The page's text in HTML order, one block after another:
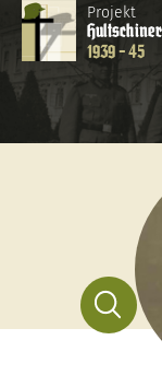
Projekt
Hultschiner
1939 - 45